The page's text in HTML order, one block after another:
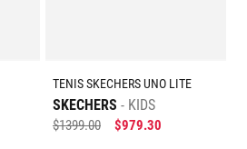
TENIS SKECHERS UNO LITE
SKECHERS KIDS
$1399.00 $979.30